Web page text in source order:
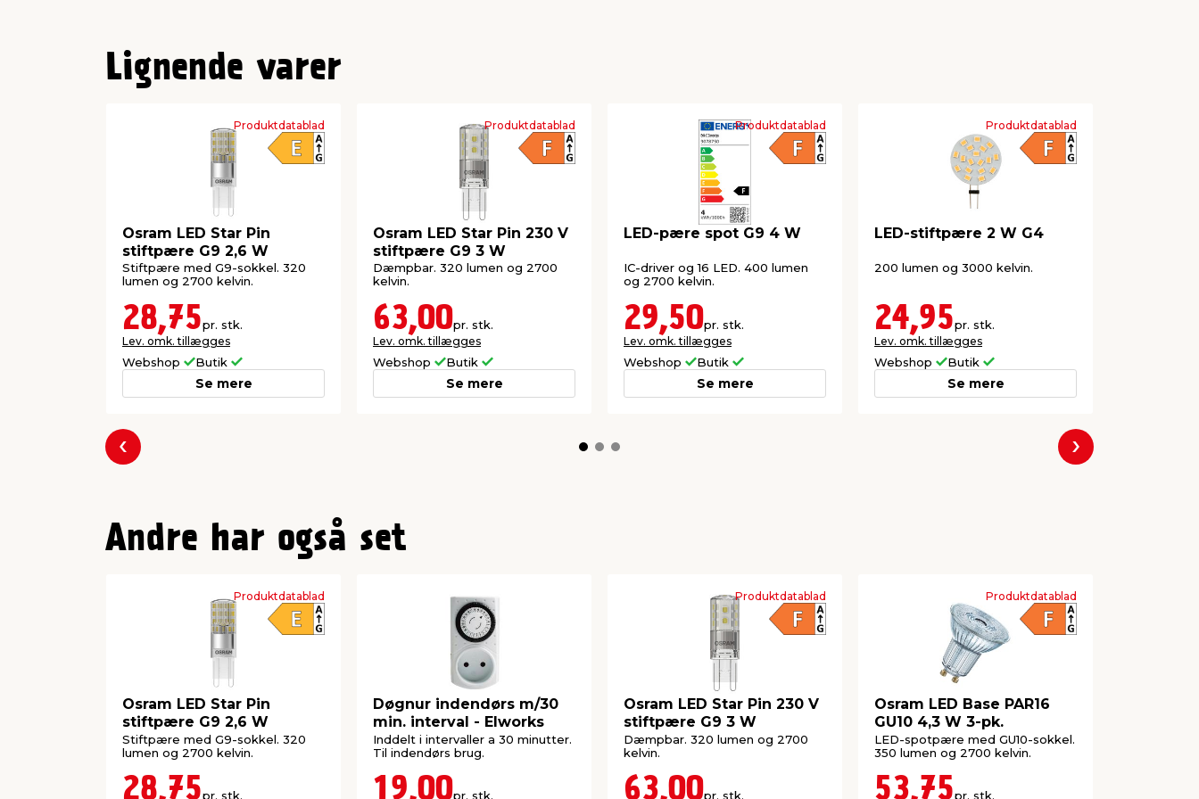
Lignende varer
Produktdatablad
Osram LED Star Pin
stiftpære G9 2,6 W
Stiftpære med G9-sokkel. 320
lumen og 2700 kelvin.
28,75pr. stk.
Lev. omk. tillægges
Webshop Butik
Se mere
Produktdatablad
Osram LED Star Pin 230 V
stiftpære G9 3 W
Dæmpbar. 320 lumen og 2700
kelvin.
63,00pr. stk.
Lev. omk. tillægges
Webshop Butik
Se mere
Produktdatablad
LED-pære spot G9 4 W
IC-driver og 16 LED. 400 lumen
og 2700 kelvin.
29,50pr. stk.
Lev. omk. tillægges
Webshop Butik
Se mere
Produktdatablad
LED-stiftpære 2 W G4
200 lumen og 3000 kelvin.
24,95pr. stk.
Lev. omk. tillægges
Webshop Butik
Se mere
Forrige Næste
Andre har også set
Produktdatablad
Osram LED Star Pin
stiftpære G9 2,6 W
Stiftpære med G9-sokkel. 320
lumen og 2700 kelvin.
28,75pr. stk.
Døgnur indendørs m/30
min. interval - Elworks
Inddelt i intervaller a 30 minutter.
Til indendørs brug.
19,00pr. stk.
Produktdatablad
Osram LED Star Pin 230 V
stiftpære G9 3 W
Dæmpbar. 320 lumen og 2700
kelvin.
63,00pr. stk.
Produktdatablad
Osram LED Base PAR16
GU10 4,3 W 3-pk.
LED-spotpære med GU10-sokkel.
350 lumen og 2700 kelvin.
53,75pr. stk.